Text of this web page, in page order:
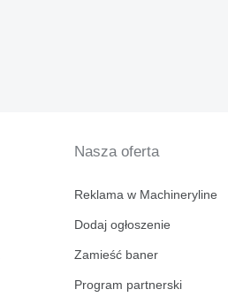
Nasza oferta
Reklama w Machineryline
Dodaj ogłoszenie
Zamieść baner
Program partnerski